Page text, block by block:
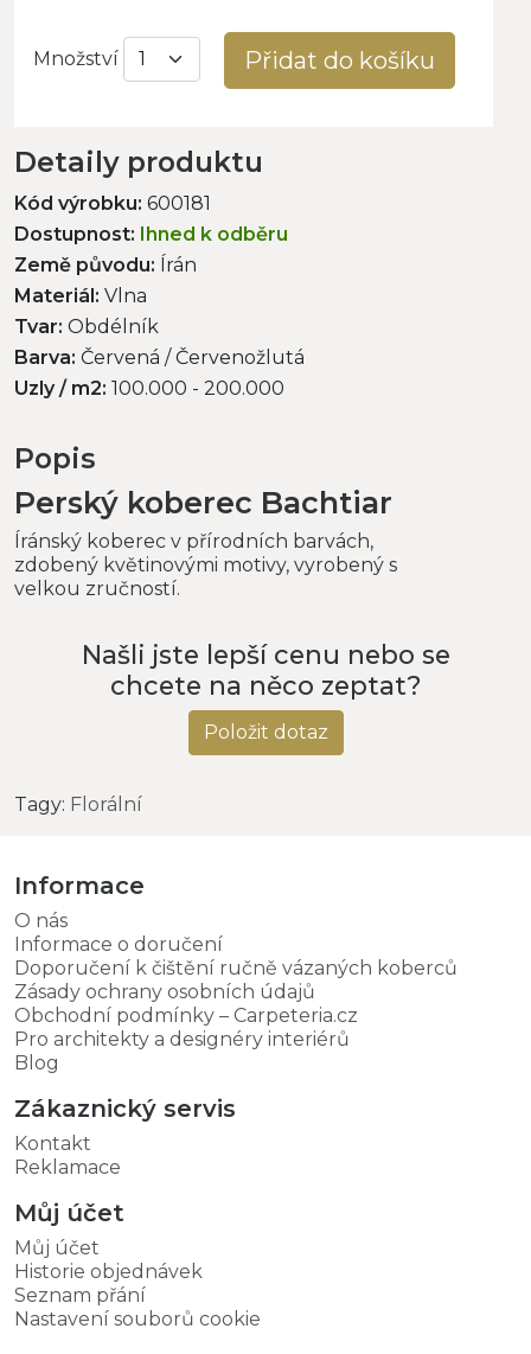
Množství Přidat do košíku
Detaily produktu
Kód výrobku: 600181
Dostupnost: Ihned k odběru
Země původu: Írán
Materiál: Vlna
Tvar: Obdélník
Barva: Červená / Červenožlutá
Uzly / m2: 100.000 - 200.000
Popis
Perský koberec Bachtiar
Íránský koberec v přírodních barvách,
zdobený květinovými motivy, vyrobený s
velkou zručností.
Našli jste lepší cenu nebo se
chcete na něco zeptat?
Položit dotaz
Tagy: Florální
Informace
O nás
Informace o doručení
Doporučení k čištění ručně vázaných koberců
Zásady ochrany osobních údajů
Obchodní podmínky – Carpeteria.cz
Pro architekty a designéry interiérů
Blog
Zákaznický servis
Kontakt
Reklamace
Můj účet
Můj účet
Historie objednávek
Seznam přání
Nastavení souborů cookie